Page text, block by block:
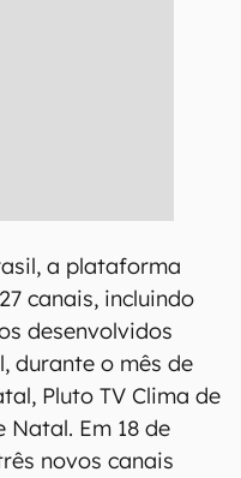
a plataforma
canais, incluindo
desenvolvidos
durante o mês de
Pluto TV Clima de
Natal. Em 18 de
novos canais